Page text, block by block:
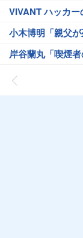
VIVANT ハッカ
小木博明「親父
岸谷蘭丸「喫煙者